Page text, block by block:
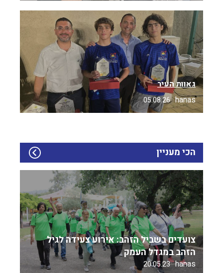
גאוות העיר
hanas
05.08.26
הכי מעניין
צועדים בשביל הזהב: אירוע צעידה לגיל
הזהב במגדל העמק
hanas
20.05.23